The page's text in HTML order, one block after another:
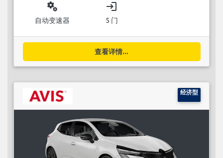
miscellaneous_services
自动变速器
login
5 门
查看详情...
经济型